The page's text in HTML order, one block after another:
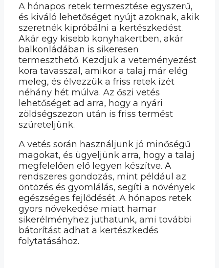
A hónapos retek termesztése egyszerű,
és kiváló lehetőséget nyújt azoknak, akik
szeretnék kipróbálni a kertészkedést.
Akár egy kisebb konyhakertben, akár
balkonládában is sikeresen
termeszthető. Kezdjük a veteményezést
kora tavasszal, amikor a talaj már elég
meleg, és élvezzük a friss retek ízét
néhány hét múlva. Az őszi vetés
lehetőséget ad arra, hogy a nyári
zöldségszezon után is friss termést
szüreteljünk.
A vetés során használjunk jó minőségű
magokat, és ügyeljünk arra, hogy a talaj
megfelelően elő legyen készítve. A
rendszeres gondozás, mint például az
öntözés és gyomlálás, segíti a növények
egészséges fejlődését. A hónapos retek
gyors növekedése miatt hamar
sikerélményhez juthatunk, ami további
bátorítást adhat a kertészkedés
folytatásához.